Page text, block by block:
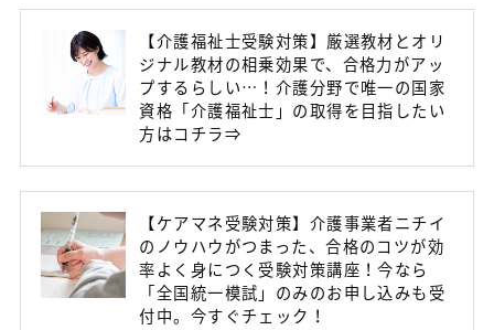
【介護福祉士受験対策】厳選教材とオリ
ジナル教材の相乗効果で、合格力がアッ
プするらしい…！介護分野で唯一の国家
資格「介護福祉士」の取得を目指したい
方はコチラ⇒
【ケアマネ受験対策】介護事業者ニチイ
のノウハウがつまった、合格のコツが効
率よく身につく受験対策講座！今なら
「全国統一模試」のみのお申し込みも受
付中。今すぐチェック！